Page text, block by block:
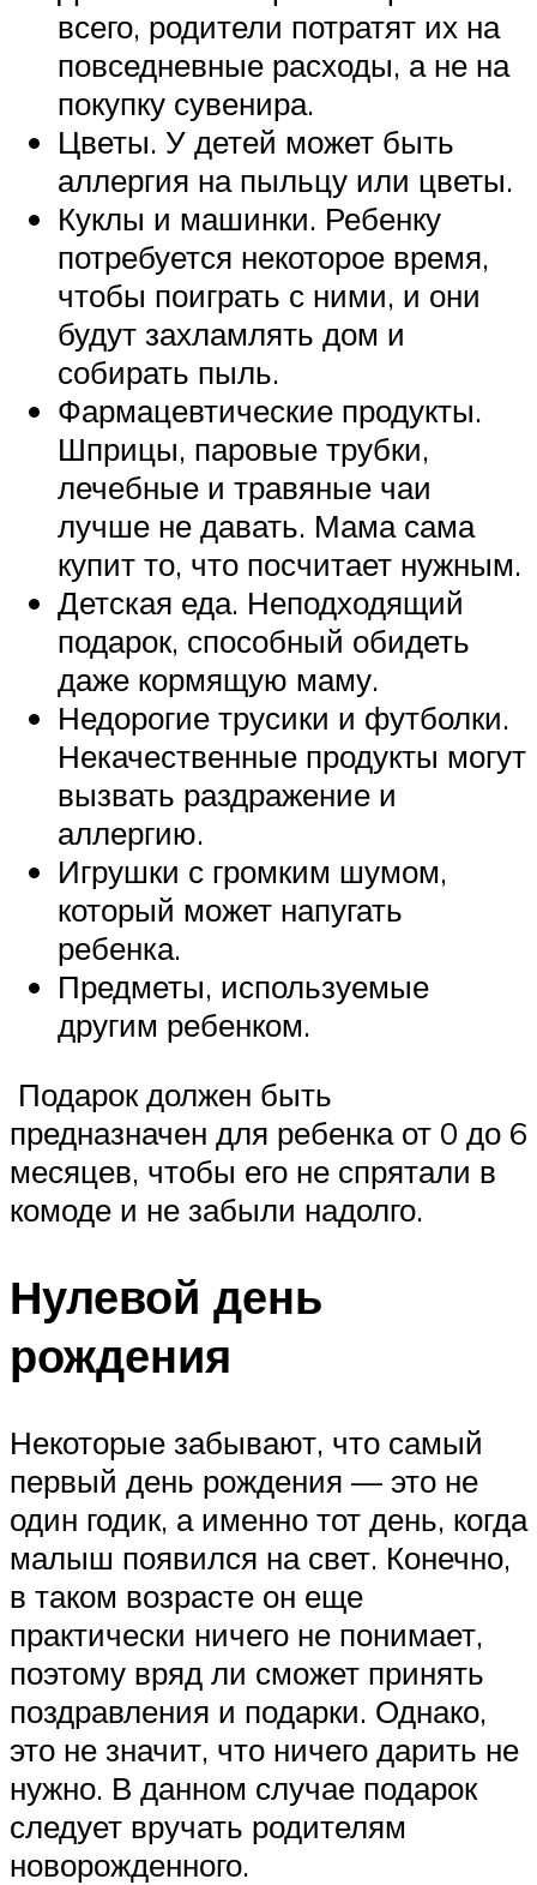
всего, родители потратят их на
повседневные расходы, а не на
покупку сувенира.
Цветы. У детей может быть
аллергия на пыльцу или цветы.
Куклы и машинки. Ребенку
потребуется некоторое время,
чтобы поиграть с ними, и они
будут захламлять дом и
собирать пыль.
Фармацевтические продукты.
Шприцы, паровые трубки,
лечебные и травяные чаи
лучше не давать. Мама сама
купит то, что посчитает нужным.
Детская еда. Неподходящий
подарок, способный обидеть
даже кормящую маму.
Недорогие трусики и футболки.
Некачественные продукты могут
вызвать раздражение и
аллергию.
Игрушки с громким шумом,
который может напугать
ребенка.
Предметы, используемые
другим ребенком.
️ Подарок должен быть
предназначен для ребенка от 0 до 6
месяцев, чтобы его не спрятали в
комоде и не забыли надолго.
Нулевой день
рождения
Некоторые забывают, что самый
первый день рождения — это не
один годик, а именно тот день, когда
малыш появился на свет. Конечно,
в таком возрасте он еще
практически ничего не понимает,
поэтому вряд ли сможет принять
поздравления и подарки. Однако,
это не значит, что ничего дарить не
нужно. В данном случае подарок
следует вручать родителям
новорожденного.